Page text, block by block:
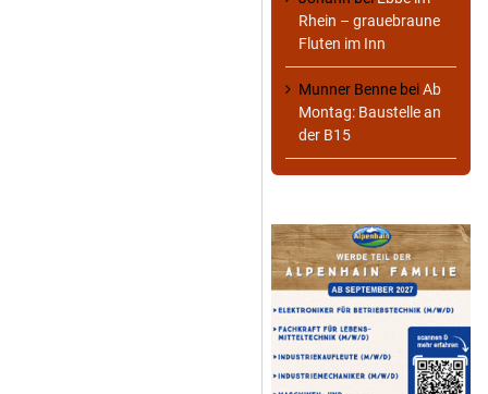
Rhein – grauebraune
Fluten im Inn
Munner Benne beiAb
Montag: Baustelle an
der B15